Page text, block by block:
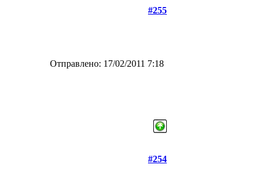
#255
Отправлено: 17/02/2011 7:18
#254